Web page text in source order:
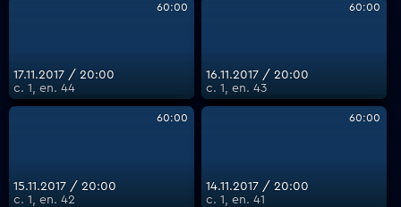
60:00
17.11.2017 / 20:00
с. 1, еп. 44
60:00
16.11.2017 / 20:00
с. 1, еп. 43
60:00
15.11.2017 / 20:00
с. 1, еп. 42
60:00
14.11.2017 / 20:00
с. 1, еп. 41